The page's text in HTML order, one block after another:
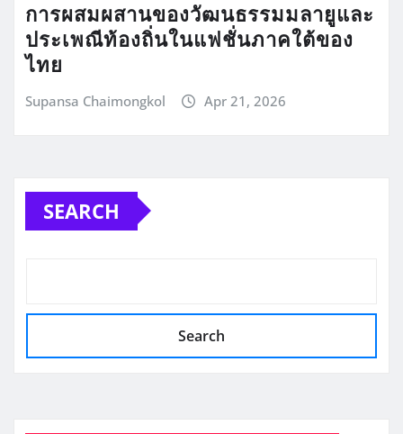
การผสมผสานของวัฒนธรรมมลายูและ
ประเพณีท้องถิ่นในแฟชั่นภาคใต้ของ
ไทย
Supansa Chaimongkol Apr 21, 2026
SEARCH
Search